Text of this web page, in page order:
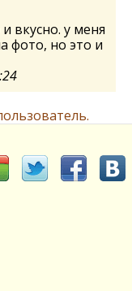
вкусно. у меня
фото, но это и